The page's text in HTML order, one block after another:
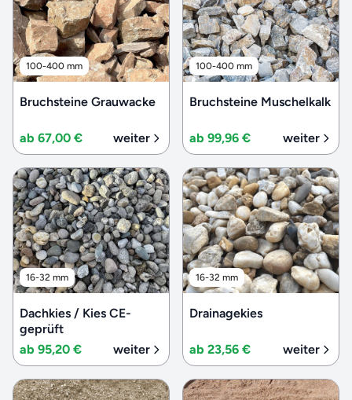
100-400 mm
Bruchsteine Grauwacke
ab 67,00 € weiter
100-400 mm
Bruchsteine Muschelkalk
ab 99,96 € weiter
16-32 mm
Dachkies / Kies CE-
geprüft
ab 95,20 €
weiter
16-32 mm
Drainagekies
ab 23,56 € weiter